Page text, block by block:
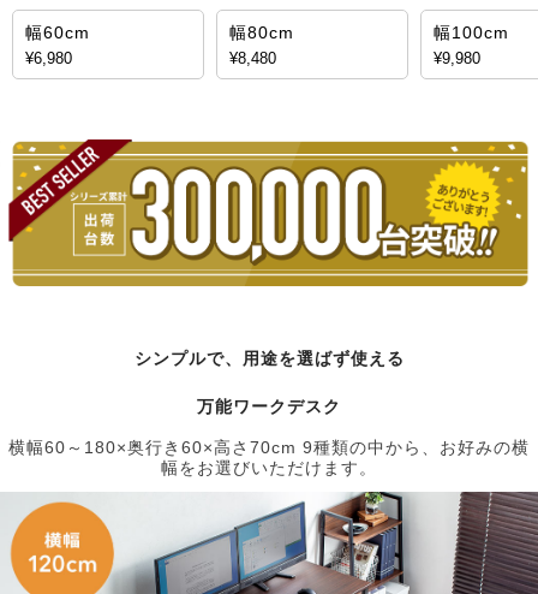
幅60cm
¥6,980
幅80cm
¥8,480
幅100cm
¥9,980
シンプルで、用途を選ばず使える
万能ワークデスク
横幅60～180×奥行き60×高さ70cm 9種類の中から、お好みの横
幅をお選びいただけます。